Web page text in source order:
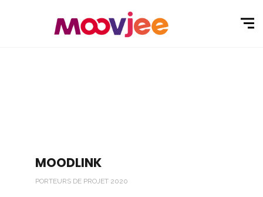
MOODLINK
PORTEURS DE PROJET 2020